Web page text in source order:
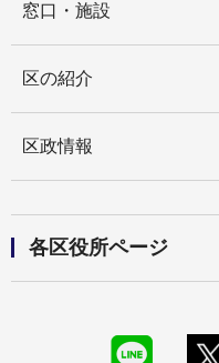
窓口・施設
区の紹介
区政情報
各区役所ページ